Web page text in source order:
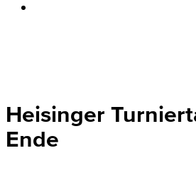
Heisinger
Ende